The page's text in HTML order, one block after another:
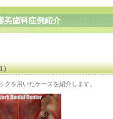
美歯科症例紹介
）
クを用いたケースを紹介します。